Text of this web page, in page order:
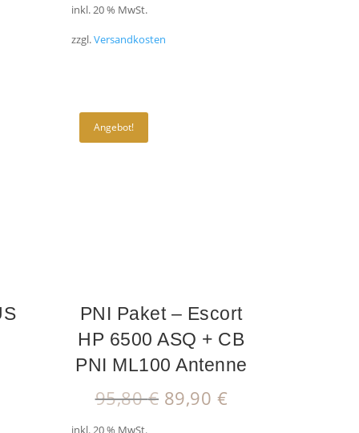
99,99 €.
99,90 €
inkl. 20 % MwSt.
zzgl.Versandkosten
Aktueller
Angebot!
PNI Paket – Escort
HP 6500 ASQ + CB
PNI ML100 Antenne
95,80€ Ursprünglicher
89,90 €Aktueller
inkl. 20 % MwSt.